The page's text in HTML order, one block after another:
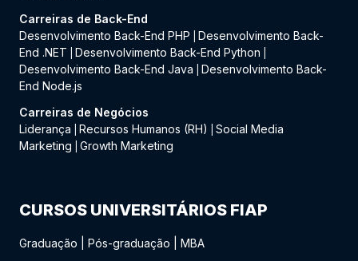
Carreiras de Back-End
Desenvolvimento Back-End PHP
Desenvolvimento Back-
End .NET
Desenvolvimento Back-End Python
Desenvolvimento Back-End Java
Desenvolvimento Back-
End Node.js
Carreiras de Negócios
Liderança
Recursos Humanos (RH)
Social Media
Marketing
Growth Marketing
CURSOS UNIVERSITÁRIOS FIAP
Graduação Pós-graduação MBA